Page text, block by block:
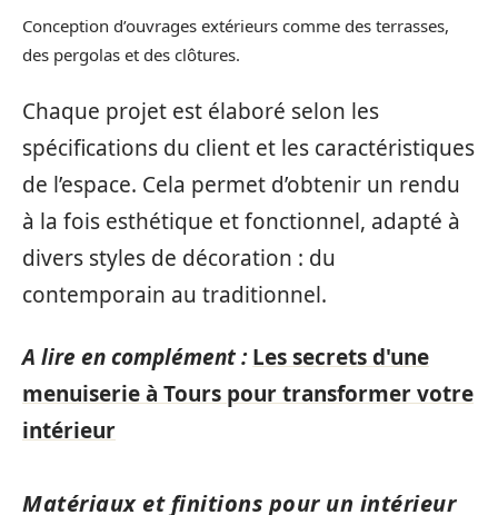
Conception d’ouvrages extérieurs comme des terrasses,
des pergolas et des clôtures.
Chaque projet est élaboré selon les
spécifications du client et les caractéristiques
de l’espace. Cela permet d’obtenir un rendu
à la fois esthétique et fonctionnel, adapté à
divers styles de décoration : du
contemporain au traditionnel.
A lire en complément : Les secrets d'une
menuiserie à Tours pour transformer votre
intérieur
Matériaux et finitions pour un intérieur